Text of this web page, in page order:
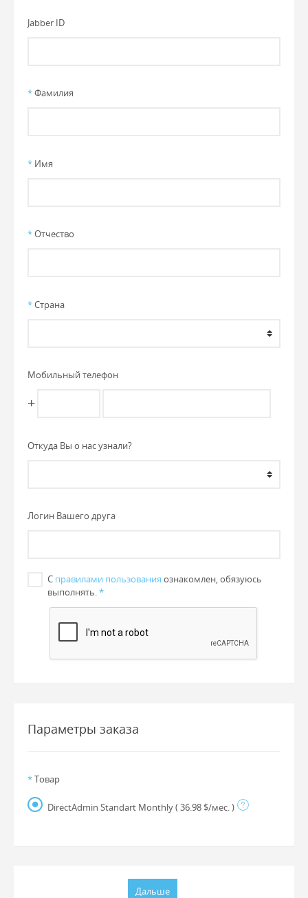
Jabber ID
*Фамилия
* Имя
*Отчество
*Страна
Мобильный телефон
+
Откуда Вы о нас узнали?
Логин Вашего друга
С правилами пользования ознакомлен, обязуюсь
выполнять.*
Параметры заказа
*Товар
DirectAdmin Standart Monthly( 36.98 $/мес. )